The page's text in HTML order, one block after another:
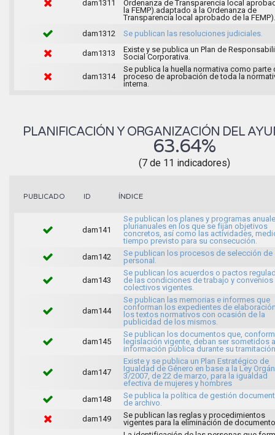
dam1311
Ordenanza de Transparencia local
la FEMP).adaptado a la Ordenanza de
Transparencia local aprobado de la FEMP).
dam1312
Se publican las resoluciones judiciales.
dam1313
Existe y se publica un Plan de
Social Corporativa.
dam1314
Se publica la huella normativa como parte
proceso de aprobación de toda la
interna.
PLANIFICACIÓN Y ORGANIZACIÓN DEL
63.64%
(7 de 11 indicadores)
PUBLICADO ID ÍNDICE
dam141
Se publican los planes y programas
plurianuales en los que se fijan objetivos
concretos, así como las actividades,
tiempo previsto para su consecución.
dam142
Se publican los procesos de selección de
personal.
dam143
Se publican los acuerdos o pactos
de las condiciones de trabajo y convenios
colectivos vigentes.
dam144
Se publican las memorias e informes que
conforman los expedientes de
los textos normativos con ocasión de la
publicidad de los mismos.
dam145
Se publican los documentos que,
legislación vigente, deban ser sometidos a
información pública durante su
dam147
Existe y se publica un Plan Estratégico de
Igualdad de Género en base a la Ley
3/2007, de 22 de marzo, para la igualdad
efectiva de mujeres y hombres
dam148
Se publica la política de gestión
de archivo.
dam149
Se publican las reglas y procedimientos
vigentes para la eliminación de